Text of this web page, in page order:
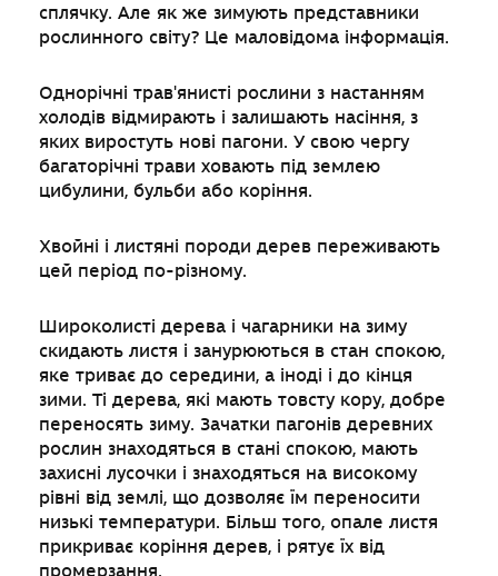
сплячку. Але як же зимують представники
рослинного світу? Це маловідома інформація.
Однорічні трав'янисті рослини з настанням
холодів відмирають і залишають насіння, з
яких виростуть нові пагони. У свою чергу
багаторічні трави ховають під землею
цибулини, бульби або коріння.
Хвойні і листяні породи дерев переживають
цей період по-різному.
Широколисті дерева і чагарники на зиму
скидають листя і занурюються в стан спокою,
яке триває до середини, а іноді і до кінця
зими. Ті дерева, які мають товсту кору, добре
переносять зиму. Зачатки пагонів деревних
рослин знаходяться в стані спокою, мають
захисні лусочки і знаходяться на високому
рівні від землі, що дозволяє їм переносити
низькі температури. Більш того, опале листя
прикриває коріння дерев, і рятує їх від
промерзання.